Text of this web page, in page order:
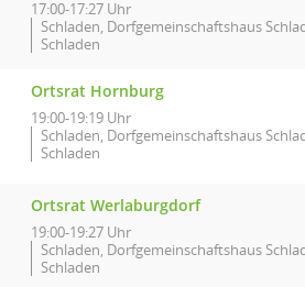
17:00-17:27 Uhr
Schladen, Dorfgemeinschaftshaus
Schladen
Ortsrat Hornburg
19:00-19:19 Uhr
Schladen, Dorfgemeinschaftshaus
Schladen
Ortsrat Werlaburgdorf
19:00-19:27 Uhr
Schladen, Dorfgemeinschaftshaus
Schladen